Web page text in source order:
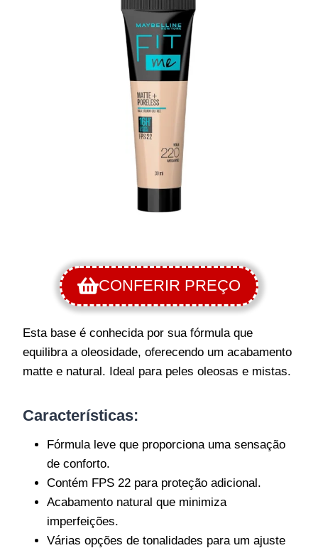
CONFERIR PREÇO
Esta base é conhecida por sua fórmula que
equilibra a oleosidade, oferecendo um acabamento
matte e natural. Ideal para peles oleosas e mistas.
Características:
Fórmula leve que proporciona uma sensação
de conforto.
Contém FPS 22 para proteção adicional.
Acabamento natural que minimiza
imperfeições.
Várias opções de tonalidades para um ajuste